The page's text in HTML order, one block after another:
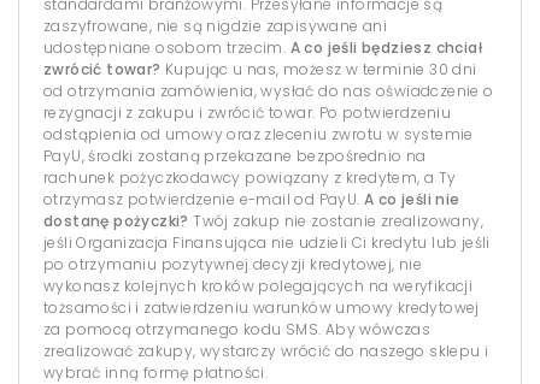
standardami branżowymi. Przesyłane informacje są
zaszyfrowane, nie są nigdzie zapisywane ani
udostępniane osobom trzecim. A co jeśli będziesz chciał
zwrócić towar? Kupując u nas, możesz w terminie 30 dni
od otrzymania zamówienia, wysłać do nas oświadczenie o
rezygnacji z zakupu i zwrócić towar. Po potwierdzeniu
odstąpienia od umowy oraz zleceniu zwrotu w systemie
PayU, środki zostaną przekazane bezpośrednio na
rachunek pożyczkodawcy powiązany z kredytem, a Ty
otrzymasz potwierdzenie e-mail od PayU. A co jeśli nie
dostanę pożyczki? Twój zakup nie zostanie zrealizowany,
jeśli Organizacja Finansująca nie udzieli Ci kredytu lub jeśli
po otrzymaniu pozytywnej decyzji kredytowej, nie
wykonasz kolejnych kroków polegających na weryfikacji
tożsamości i zatwierdzeniu warunków umowy kredytowej
za pomocą otrzymanego kodu SMS. Aby wówczas
zrealizować zakupy, wystarczy wrócić do naszego sklepu i
wybrać inną formę płatności.